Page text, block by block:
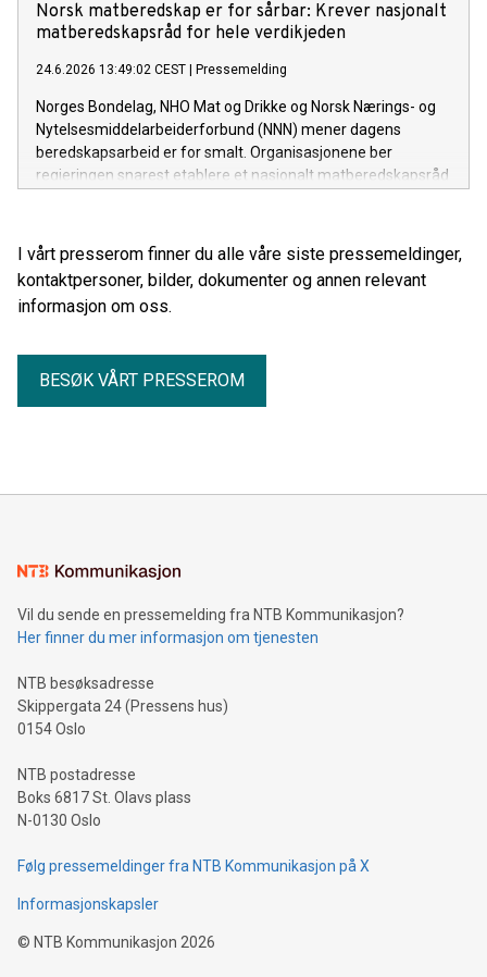
Norsk matberedskap er for sårbar: Krever nasjonalt
matberedskapsråd for hele verdikjeden
24.6.2026 13:49:02 CEST Pressemelding
Norges Bondelag, NHO Mat og Drikke og Norsk Nærings- og
Nytelsesmiddelarbeiderforbund (NNN) mener dagens
beredskapsarbeid er for smalt. Organisasjonene ber
regjeringen snarest etablere et nasjonalt matberedskapsråd
I vårt presserom finner du alle våre siste pressemeldinger,
kontaktpersoner, bilder, dokumenter og annen relevant
informasjon om oss.
BESØK VÅRT PRESSEROM
Vil du sende en pressemelding fra NTB Kommunikasjon?
Her finner du mer informasjon om tjenesten
NTB besøksadresse
Skippergata 24 (Pressens hus)
0154 Oslo
NTB postadresse
Boks 6817 St. Olavs plass
N-0130 Oslo
Følg pressemeldinger fra NTB Kommunikasjon på X
Informasjonskapsler
© NTB Kommunikasjon 2026